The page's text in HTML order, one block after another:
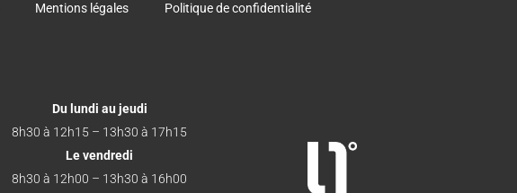
Mentions légales Politique de confidentialité
Du lundi au jeudi
8h30 à 12h15 – 13h30 à 17h15
Le vendredi
8h30 à 12h00 – 13h30 à 16h00